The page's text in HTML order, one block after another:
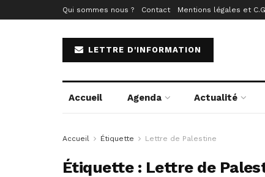
Qui sommes nous ? Contact Mentions légales et
LETTRE D'INFORMATION
Accueil Agenda Actualité
Accueil Étiquette Lettre de Palestine
Étiquette : Lettre de